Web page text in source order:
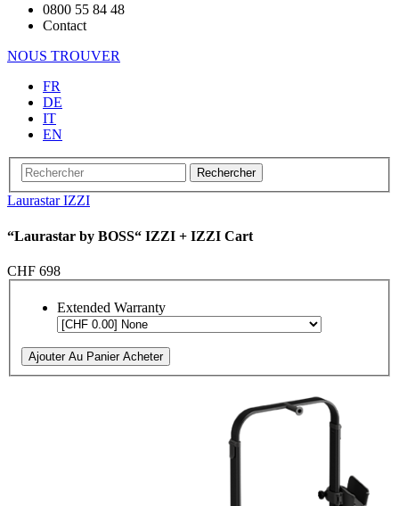
0800 55 84 48
Contact
NOUS TROUVER
FR
DE
IT
EN
Rechercher
Laurastar IZZI
“Laurastar by BOSS“ IZZI + IZZI Cart
CHF 698
Extended Warranty
Ajouter Au Panier Acheter